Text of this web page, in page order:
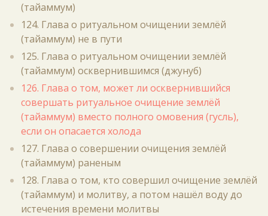
(тайаммум)
124. Глава о ритуальном очищении землёй
(тайаммум) не в пути
125. Глава о ритуальном очищении землёй
(тайаммум) осквернившимся (джунуб)
126. Глава о том, может ли осквернившийся
совершать ритуальное очищение землёй
(тайаммум) вместо полного омовения (гусль),
если он опасается холода
127. Глава о совершении очищения землёй
(тайаммум) раненым
128. Глава о том, кто совершил очищение землёй
(тайаммум) и молитву, а потом нашёл воду до
истечения времени молитвы